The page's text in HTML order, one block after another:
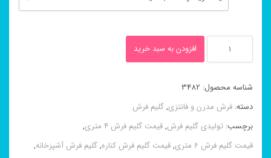
فرش
آشپزخانه
پیچک
صدفی
عدد
افزودن به سبد خرید
شناسه محصول: 3482
دسته: فرش مدرن و فانتزی,گلیم فرش
برچسب: تولیدی گلیم فرش,قیمت گلیم فرش 4 متری
,
قیمت گلیم فرش 6 متری
,قیمت گلیم فرش کناره,گلیم فرش آشپزخانه,